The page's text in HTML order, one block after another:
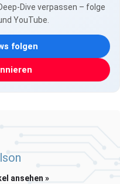
Dive verpassen – folge
YouTube.
folgen
ansehen »